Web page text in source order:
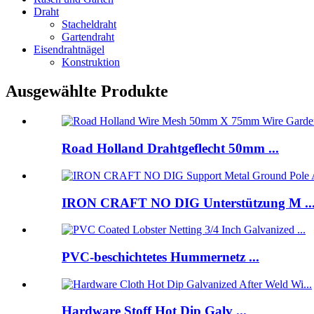
Draht
Stacheldraht
Gartendraht
Eisendrahtnägel
Konstruktion
Ausgewählte Produkte
Road Holland Drahtgeflecht 50mm ...
IRON CRAFT NO DIG Unterstützung M
PVC-beschichtetes Hummernetz ...